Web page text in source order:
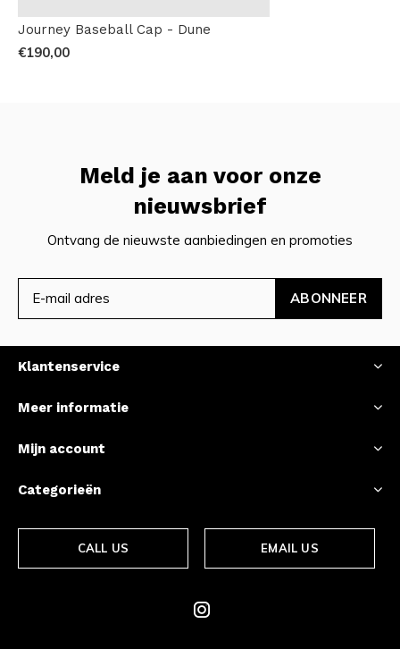
Journey Baseball Cap - Dune
€190,00
Meld je aan voor onze
nieuwsbrief
Ontvang de nieuwste aanbiedingen en promoties
ABONNEER
Klantenservice
Meer informatie
Mijn account
Categorieën
CALL US EMAIL US